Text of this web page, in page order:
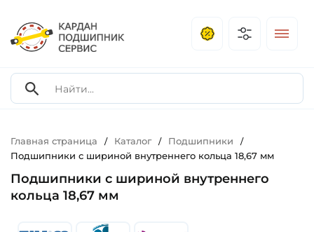
Главная страница / Каталог / Подшипники /
Подшипники с шириной внутреннего кольца 18,67 мм
Подшипники с шириной внутреннего
кольца 18,67 мм